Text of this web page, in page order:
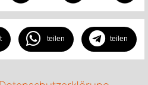
teilen teilen